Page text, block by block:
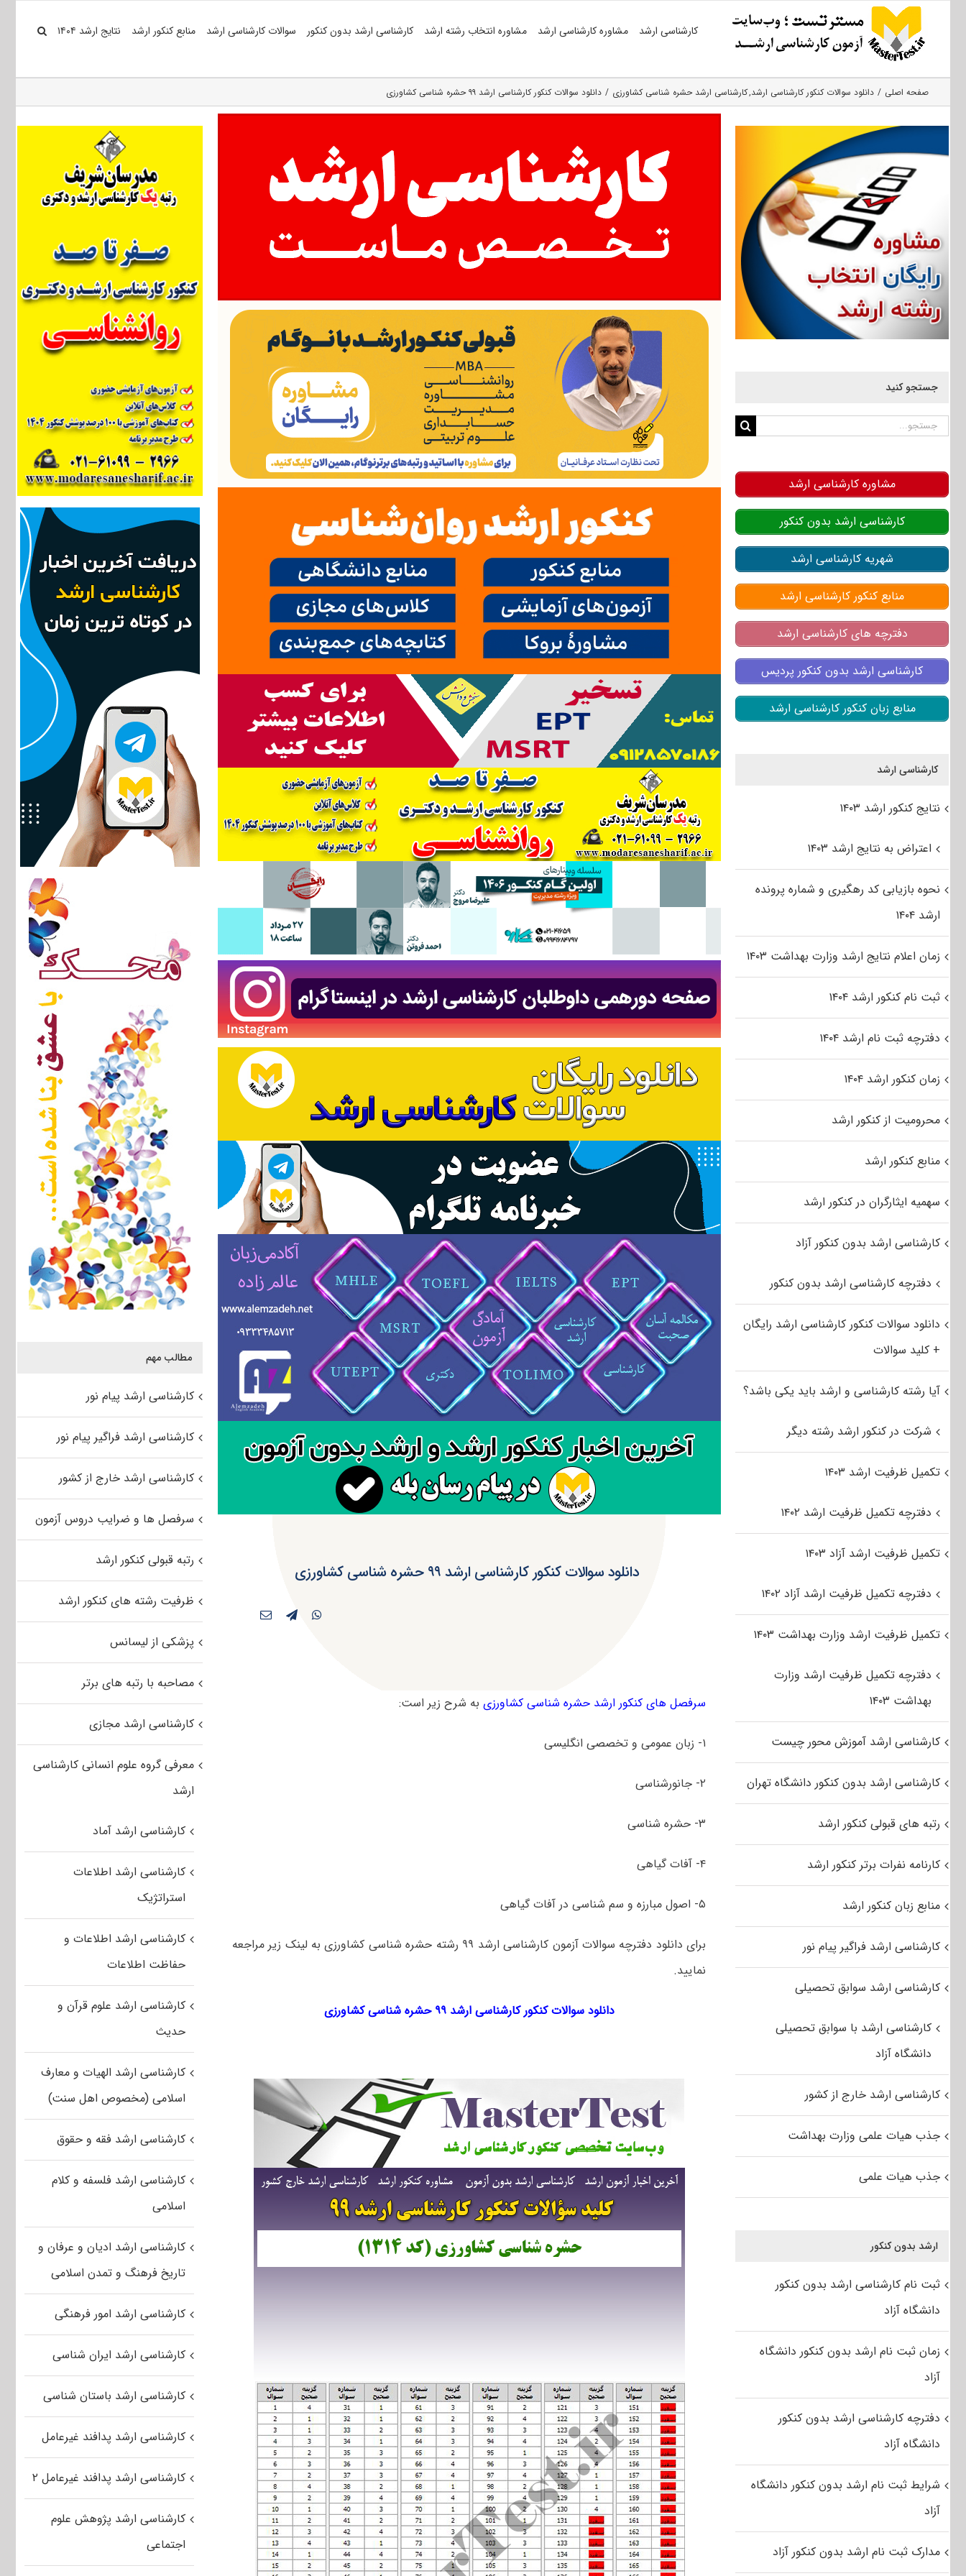
کارشناسی ارشد مشاوره کارشناسی ارشد مشاوره انتخاب رشته ارشد کارشناسی ارشد بدون کنکور سوالات کارشناسی ارشد منابع کنکور ارشد نتایج ارشد ۱۴۰۴
صفحه اصلی دانلود سوالات کنکور کارشناسی ارشد کارشناسی ارشد حشره‌ شناسی کشاورزی دانلود سوالات کنکور کارشناسی ارشد ۹۹ حشره شناسی کشاورزی
دانلود سوالات کنکور کارشناسی ارشد ۹۹ حشره شناسی کشاورزی
سرفصل های کنکور ارشد حشره شناسی کشاورزیبه شرح زیر است:
۱- زبان عمومی و تخصصی انگلیسی
۲- جانورشناسی
۳- حشره شناسی
۴- آفات گیاهی
۵- اصول مبارزه و سم شناسی در آفات گیاهی
برای دانلود دفترچه سوالات آزمون کارشناسی ارشد ۹۹ رشته حشره شناسی کشاورزی به لینک زیر مراجعه
نمایید.
دانلود سوالات کنکور کارشناسی ارشد ۹۹ حشره شناسی کشاورزی
مطالب مهم
کارشناسی ارشد پیام نور
کارشناسی ارشد فراگیر پیام نور
کارشناسی ارشد خارج از کشور
سرفصل ها و ضرایب دروس آزمون
رتبه قبولی کنکور ارشد
ظرفیت رشته های کنکور ارشد
پزشکی از لیسانس
مصاحبه با رتبه های برتر
کارشناسی ارشد مجازی
معرفی گروه علوم انسانی کارشناسی
ارشد
کارشناسی ارشد آماد
کارشناسی ارشد اطلاعات
استراتژیک
کارشناسی ارشد اطلاعات و
حفاظت اطلاعات
کارشناسی ارشد علوم قرآن و
حدیث
کارشناسی ارشد الهیات و معارف
اسلامی (مخصوص اهل سنت)
کارشناسی ارشد فقه و حقوق
کارشناسی ارشد فلسفه و کلام
اسلامی
کارشناسی ارشد ادیان و عرفان و
تاریخ فرهنگ و تمدن اسلامی
کارشناسی ارشد امور فرهنگی
کارشناسی ارشد ایران شناسی
کارشناسی ارشد باستان شناسی
کارشناسی ارشد پدافند غیرعامل
کارشناسی ارشد پدافند غیرعامل ۲
کارشناسی ارشد پژوهش علوم
اجتماعی
جستجو کنید
جستجو
مشاوره کارشناسی ارشد
کارشناسی ارشد بدون کنکور
شهریه کارشناسی ارشد
منابع کنکور کارشناسی ارشد
دفترچه های کارشناسی ارشد
کارشناسی ارشد بدون کنکور پردیس
منابع زبان کنکور کارشناسی ارشد
کارشناسی ارشد
نتایج کنکور ارشد ۱۴۰۳
اعتراض به نتایج ارشد ۱۴۰۳
نحوه بازیابی کد رهگیری و شماره پرونده
ارشد ۱۴۰۴
زمان اعلام نتایج ارشد وزارت بهداشت ۱۴۰۳
ثبت نام کنکور ارشد ۱۴۰۴
دفترچه ثبت نام ارشد ۱۴۰۴
زمان کنکور ارشد ۱۴۰۴
محرومیت از کنکور ارشد
منابع کنکور ارشد
سهمیه ایثارگران در کنکور ارشد
کارشناسی ارشد بدون کنکور آزاد
دفترچه کارشناسی ارشد بدون کنکور
دانلود سوالات کنکور کارشناسی ارشد رایگان
+ کلید سوالات
آیا رشته کارشناسی و ارشد باید یکی باشد؟
شرکت در کنکور ارشد رشته دیگر
تکمیل ظرفیت ارشد ۱۴۰۳
دفترچه تکمیل ظرفیت ارشد ۱۴۰۲
تکمیل ظرفیت ارشد آزاد ۱۴۰۳
دفترچه تکمیل ظرفیت ارشد آزاد ۱۴۰۲
تکمیل ظرفیت ارشد وزارت بهداشت ۱۴۰۳
دفترچه تکمیل ظرفیت ارشد وزارت
بهداشت ۱۴۰۳
کارشناسی ارشد آموزش محور چیست
کارشناسی ارشد بدون کنکور دانشگاه تهران
رتبه های قبولی کنکور ارشد
کارنامه نفرات برتر کنکور ارشد
منابع زبان کنکور ارشد
کارشناسی ارشد فراگیر پیام نور
کارشناسی ارشد سوابق تحصیلی
کارشناسی ارشد با سوابق تحصیلی
دانشگاه آزاد
کارشناسی ارشد خارج از کشور
جذب هیات علمی وزارت بهداشت
جذب هیات علمی
ارشد بدون کنکور
ثبت نام کارشناسی ارشد بدون کنکور
دانشگاه آزاد
زمان ثبت نام ارشد بدون کنکور دانشگاه
آزاد
دفترچه کارشناسی ارشد بدون کنکور
دانشگاه آزاد
شرایط ثبت نام ارشد بدون کنکور دانشگاه
آزاد
مدارک ثبت نام ارشد بدون کنکور آزاد